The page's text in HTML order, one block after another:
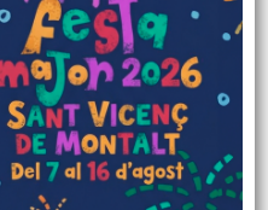
del Ple
del
2022